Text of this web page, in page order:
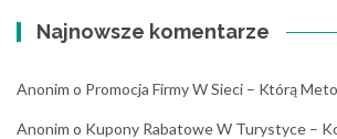
Najnowsze komentarze
Anonim o Promocja Firmy W Sieci – Którą
Anonim o Kupony Rabatowe W Turystyce –